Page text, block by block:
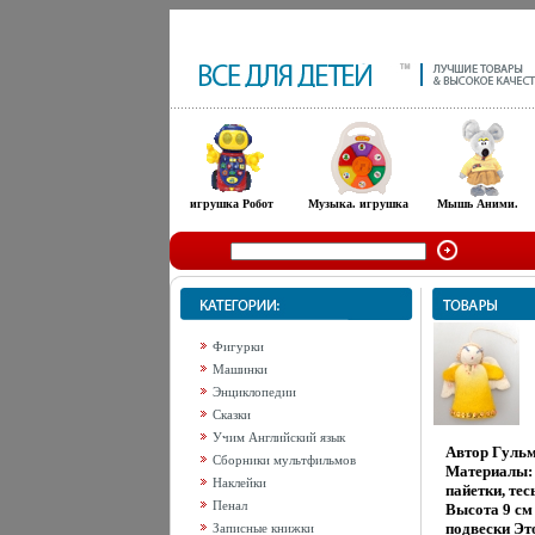
игрушка Робот Музыка. игрушка Мышь Аними.
Фигурки
Машинки
Энциклопедии
Сказки
Учим Английский язык
Сборники мультфильмов
Наклейки
Пенал
Записные книжки
Автор
Материалы:
пайетки,
Высота 9 см
подвески